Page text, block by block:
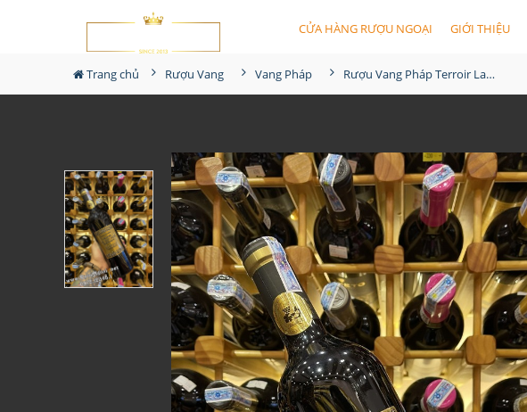
CỬA HÀNG RƯỢU NGOẠI GIỚI THIỆU
Trang chủ Rượu Vang Vang Pháp Rượu Vang Pháp Terroir La Baume Sanit - Paul Fitou